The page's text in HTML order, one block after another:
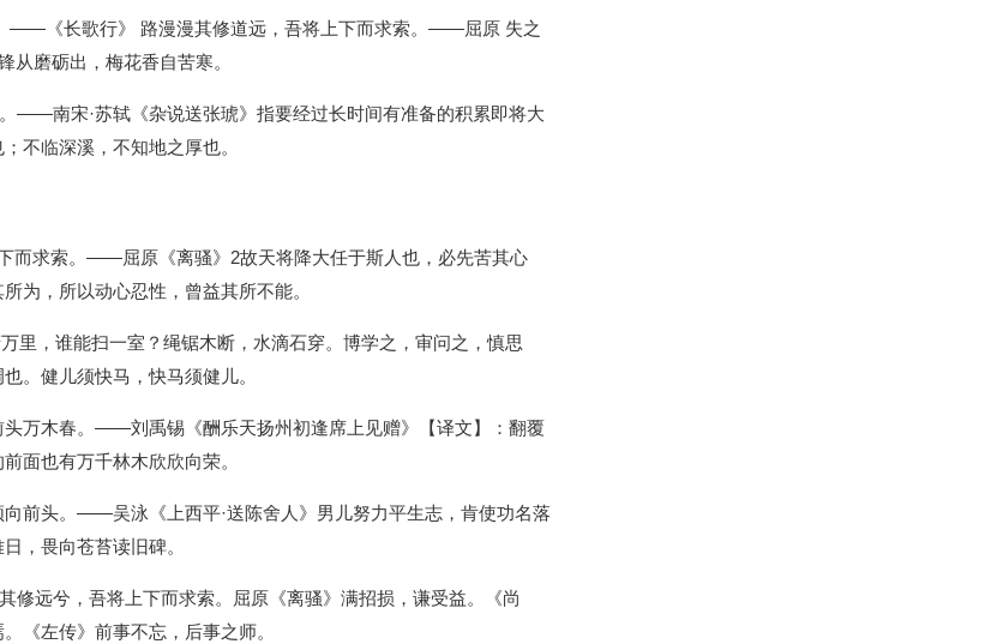
——《长歌行》 路漫漫其修道远，吾将上下而求索。——屈原 失之
磨砺出，梅花香自苦寒。
——南宋·苏轼《杂说送张琥》指要经过长时间有准备的积累即将大
不临深溪，不知地之厚也。
而求索。——屈原《离骚》2故天将降大任于斯人也，必先苦其心
为，所以动心忍性，曾益其所不能。
里，谁能扫一室？绳锯木断，水滴石穿。博学之，审问之，慎思
。健儿须快马，快马须健儿。
万木春。——刘禹锡《酬乐天扬州初逢席上见赠》【译文】：翻覆
面也有万千林木欣欣向荣。
前头。——吴泳《上西平·送陈舍人》男儿努力平生志，肯使功名落
，畏向苍苔读旧碑。
修远兮，吾将上下而求索。屈原《离骚》满招损，谦受益。《尚
《左传》前事不忘，后事之师。